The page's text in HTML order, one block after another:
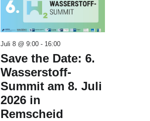
Juli 8 @ 9:00- 16:00
Save the Date: 6.
Wasserstoff-
Summit am 8. Juli
2026 in
Remscheid